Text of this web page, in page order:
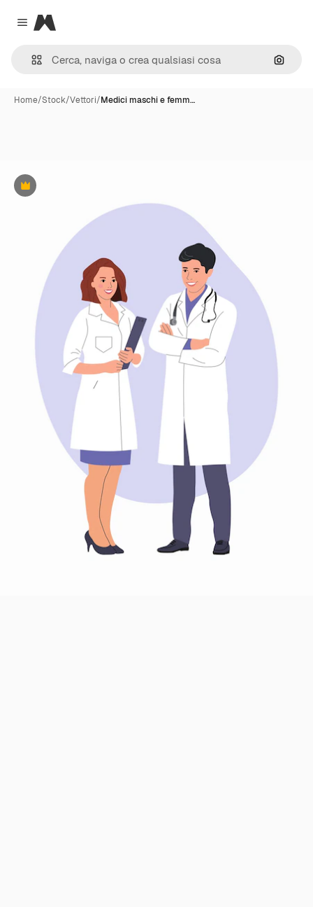
Close menu
Magnific
Cerca
Home/Stock/Vettori/Medici maschi e femm…
Premium